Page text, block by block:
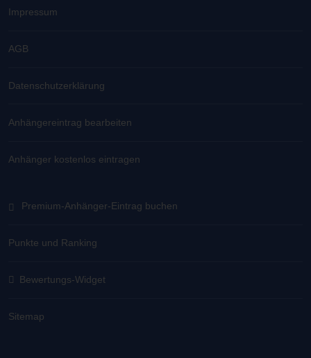
Impressum
AGB
Datenschutzerklärung
Anhängereintrag bearbeiten
Anhänger kostenlos eintragen
Premium-Anhänger-Eintrag buchen
Punkte und Ranking
Bewertungs-Widget
Sitemap